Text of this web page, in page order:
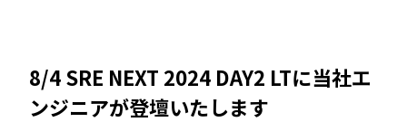
8/4 SRE NEXT 2024 DAY2 LTに当社エ
ンジニアが登壇いたします